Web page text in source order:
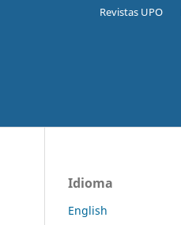
Revistas UPO
Idioma
English